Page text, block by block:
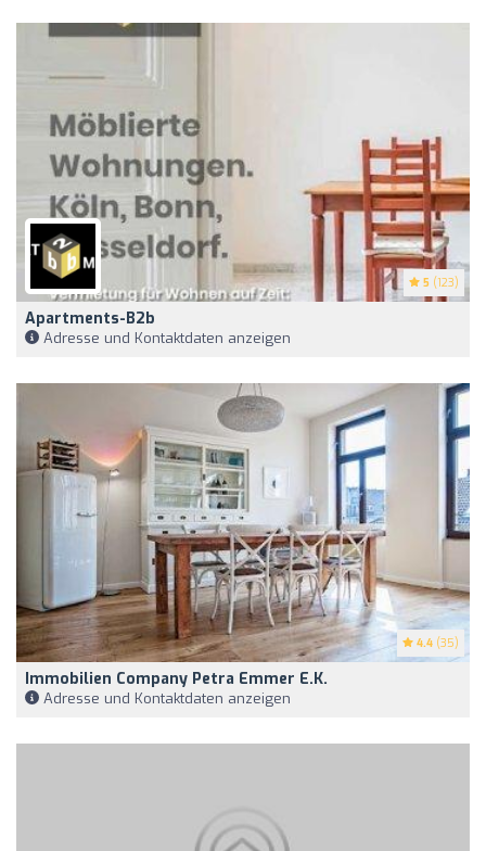
5 (123)
Apartments-B2b
Adresse und Kontaktdaten anzeigen
4.4 (35)
Immobilien Company Petra Emmer E.K.
Adresse und Kontaktdaten anzeigen